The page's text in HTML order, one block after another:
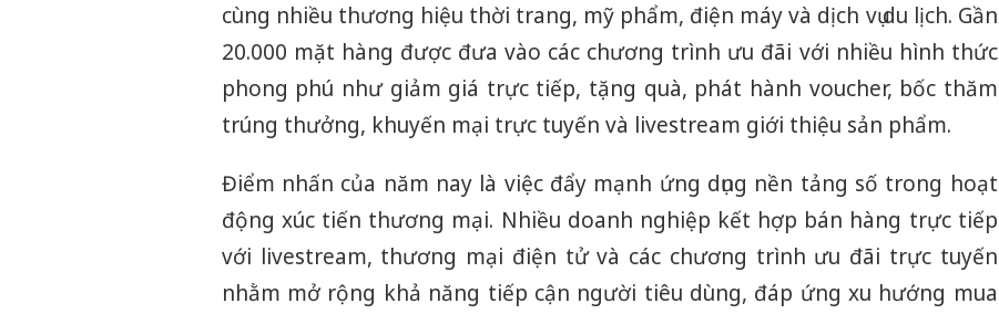
cùng nhiều thương hiệu thời trang, mỹ phẩm, điện máy và dịch vụ du lịch. Gần
20.000 mặt hàng được đưa vào các chương trình ưu đãi với nhiều hình thức
phong phú như giảm giá trực tiếp, tặng quà, phát hành voucher, bốc thăm
trúng thưởng, khuyến mại trực tuyến và livestream giới thiệu sản phẩm.
Điểm nhấn của năm nay là việc đẩy mạnh ứng dụng nền tảng số trong hoạt
động xúc tiến thương mại. Nhiều doanh nghiệp kết hợp bán hàng trực tiếp
với livestream, thương mại điện tử và các chương trình ưu đãi trực tuyến
nhằm mở rộng khả năng tiếp cận người tiêu dùng, đáp ứng xu hướng mua